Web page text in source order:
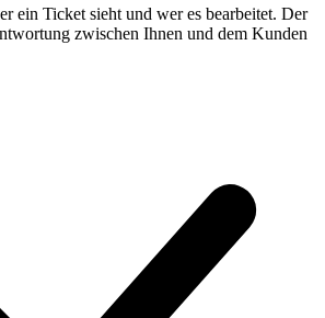
ein Ticket sieht und wer es bearbeitet. Der
zwischen Ihnen und dem Kunden